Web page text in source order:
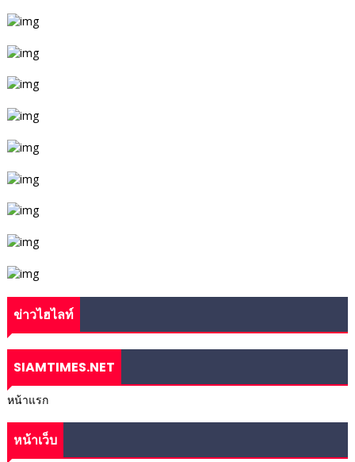
ข่าวไฮไลท์
SIAMTIMES.NET
หน้าแรก
หน้าเว็บ